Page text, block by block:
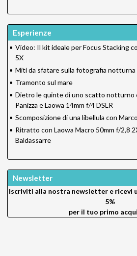
Esperienze
• Video: Il kit ideale per Focus Stacking
5X
• Miti da sfatare sulla fotografia notturna
• Tramonto sul mare
• Dietro le quinte di uno scatto notturno
Panizza e Laowa 14mm f/4 DSLR
• Scomposizione di una libellula con
• Ritratto con Laowa Macro 50mm f/2,8
Baldassarre
Newsletter
Iscriviti alla nostra newsletter e ricevi
5%
per il tuo primo